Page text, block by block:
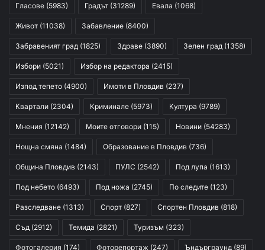
Гласове (5983) Градът (31289) Евала (1068)
Живот (11038) Забавление (8400)
Забравеният град (1825) Здраве (3890) Зелен град (1358)
Избори (5021) Избор на редактора (2415)
Изпод тепето (4900) Имоти в Пловдив (237)
Квартали (2304) Криминале (5973) Култура (9789)
Мнения (12142) Моите отговори (115) Новини (54283)
Нощна смяна (1484) Образование в Пловдив (736)
Община Пловдив (2143) ПУЛС (2542) Под лупа (1613)
Под небето (6493) Под ножа (2745) По следите (123)
Разследване (1313) Спорт (827) Спортен Пловдив (818)
Съд (2912) Темида (2821) Туризъм (323)
Фотогалерия (174) Фоторепортаж (247) Ъндърграунд (89)